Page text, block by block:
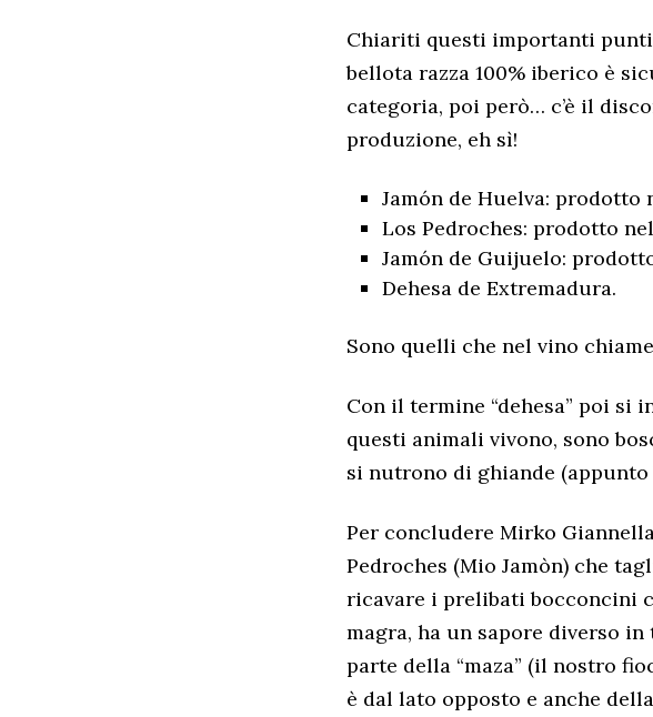
Chiariti questi importanti punti
bellota razza 100% iberico è
categoria, poi però… c’è il
produzione, eh sì!
Jamón de Huelva: prodotto
Los Pedroches: prodotto
Jamón de Guijuelo:
Dehesa de Extremadura.
Sono quelli che nel vino
Con il termine “dehesa” poi si
questi animali vivono, sono
si nutrono di ghiande (appunto
Per concludere Mirko
Pedroches (Mio Jamòn) che
ricavare i prelibati bocconcini
magra, ha un sapore diverso
parte della “maza” (il nostro
è dal lato opposto e anche